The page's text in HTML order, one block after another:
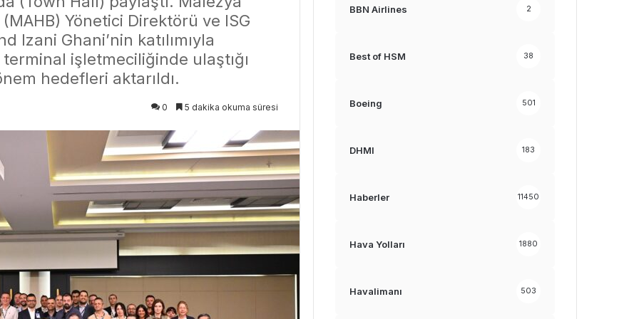
Yönetici Direktörü ve ISG
Izani Ghani’nin katılımıyla
işletmeciliğinde ulaştığı
hedefleri aktarıldı.
0 5 dakika okuma süresi
BBN Airlines 2
Best of HSM 38
Boeing 501
DHMI 183
Haberler 11450
Hava Yolları 1880
Havalimanı 503